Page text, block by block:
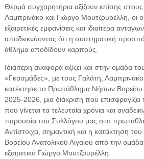
Θερμά συγχαρητήρια αξίζουν επίσης
Λαμπρινάκο και Γιώργο Μουτζουρέλλη, οι
εξαιρετικές εμφανίσεις και ιδιαίτερα
αποδεικνύοντας ότι η συστηματική
άθλημα αποδίδουν καρπούς.
Ιδιαίτερη αναφορά αξίζει και στην ομάδα
«Γκασμάδες», με τους Γαλάτη,
κατέκτησε το Πρωτάθλημα Νήσων Βορείου
2025-2026, μια διάκριση που επισφραγίζει
που γίνεται τα τελευταία χρόνια και
παρουσία του Συλλόγου μας στο
Αντίστοιχα, σημαντική και η κατάκτηση
Βορείου Ανατολικού Αιγαίου από την
εξαιρετικό Γιώργο Μουτζουρέλλη.